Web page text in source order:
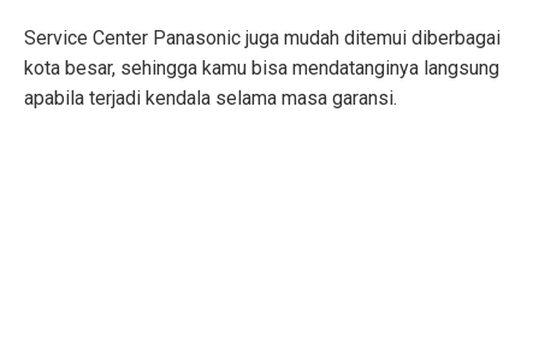
Service Center Panasonic juga mudah ditemui diberbagai
kota besar, sehingga kamu bisa mendatanginya langsung
apabila terjadi kendala selama masa garansi.